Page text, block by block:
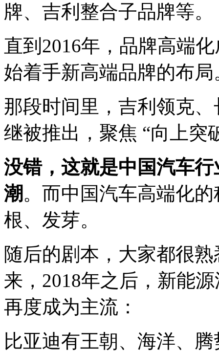
牌、吉利整合子品牌等。
直到2016年，品牌高端
始着手新高端品牌的布局
那段时间里，吉利领克
继被推出，聚焦 “向上突
没错，这就是中国汽车
潮。而中国汽车高端化
根、发芽。
随后的剧本，大家都很
来，2018年之后，新能
再度成为主流：
比亚迪有王朝、海洋、